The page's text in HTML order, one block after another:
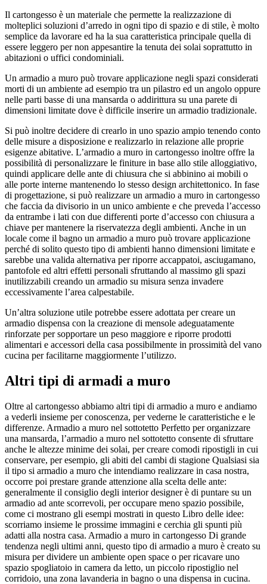
Il cartongesso è un materiale che permette la realizzazione di
molteplici soluzioni d’arredo in ogni tipo di spazio e di stile, è molto
semplice da lavorare ed ha la sua caratteristica principale quella di
essere leggero per non appesantire la tenuta dei solai soprattutto in
abitazioni o uffici condominiali.
Un armadio a muro può trovare applicazione negli spazi considerati
morti di un ambiente ad esempio tra un pilastro ed un angolo oppure
nelle parti basse di una mansarda o addirittura su una parete di
dimensioni limitate dove è difficile inserire un armadio tradizionale.
Si può inoltre decidere di crearlo in uno spazio ampio tenendo conto
delle misure a disposizione e realizzarlo in relazione alle proprie
esigenze abitative. L’armadio a muro in cartongesso inoltre offre la
possibilità di personalizzare le finiture in base allo stile alloggiativo,
quindi applicare delle ante di chiusura che si abbinino ai mobili o
alle porte interne mantenendo lo stesso design architettonico. In fase
di progettazione, si può realizzare un armadio a muro in cartongesso
che faccia da divisorio in un unico ambiente e che preveda l’accesso
da entrambe i lati con due differenti porte d’accesso con chiusura a
chiave per mantenere la riservatezza degli ambienti. Anche in un
locale come il bagno un armadio a muro può trovare applicazione
perché di solito questo tipo di ambienti hanno dimensioni limitate e
sarebbe una valida alternativa per riporre accappatoi, asciugamano,
pantofole ed altri effetti personali sfruttando al massimo gli spazi
inutilizzabili creando un armadio su misura senza invadere
eccessivamente l’area calpestabile.
Un’altra soluzione utile potrebbe essere adottata per creare un
armadio dispensa con la creazione di mensole adeguatamente
rinforzate per sopportare un peso maggiore e riporre prodotti
alimentari e accessori della casa possibilmente in prossimità del vano
cucina per facilitarne maggiormente l’utilizzo.
Altri tipi di armadi a muro
Oltre al cartongesso abbiamo altri tipi di armadio a muro e andiamo
a vederli insieme per conoscenza, per vederne le caratteristiche e le
differenze. Armadio a muro nel sottotetto Perfetto per organizzare
una mansarda, l’armadio a muro nel sottotetto consente di sfruttare
anche le altezze minime dei solai, per creare comodi ripostigli in cui
conservare, per esempio, gli abiti del cambi di stagione Qualsiasi sia
il tipo si armadio a muro che intendiamo realizzare in casa nostra,
occorre poi prestare grande attenzione alla scelta delle ante:
generalmente il consiglio degli interior designer è di puntare su un
armadio ad ante scorrevoli, per occupare meno spazio possibile,
come ci mostrano gli esempi mostrati in questo Libro delle idee:
scorriamo insieme le prossime immagini e cerchia gli spunti più
adatti alla nostra casa. Armadio a muro in cartongesso Di grande
tendenza negli ultimi anni, questo tipo di armadio a muro è creato su
misura per dividere un ambiente open space o per ricavare uno
spazio spogliatoio in camera da letto, un piccolo ripostiglio nel
corridoio, una zona lavanderia in bagno o una dispensa in cucina.